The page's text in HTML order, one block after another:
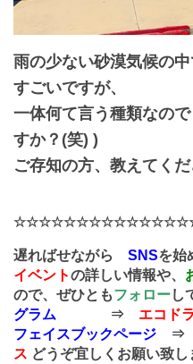
雨の少ない砂漠気候の
すごいですが、
一体何て言う種類なの
すか？(笑) )
ご存知の方、教えてくだ
遅ればせながら SNSを始
イベントの詳しい情報や、
ので、ぜひともフォローし
グラム ⇒ エコド
フェイスブックページ ⇒
ス どうぞ宜しくお願い致し